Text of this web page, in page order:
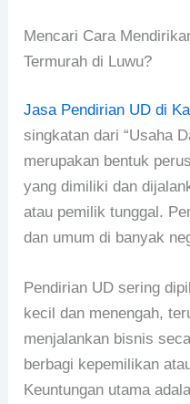
Mencari Cara
Termurah di Luwu?
Jasa Pendirian UD di
singkatan dari “Usaha
merupakan bentuk
yang dimiliki dan
atau pemilik tunggal.
dan umum di banyak
Pendirian UD sering
kecil dan menengah,
menjalankan bisnis
berbagi kepemilikan
Keuntungan utama